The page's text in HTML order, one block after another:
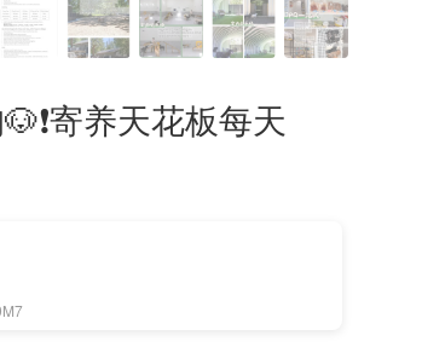
寄养天花板每天